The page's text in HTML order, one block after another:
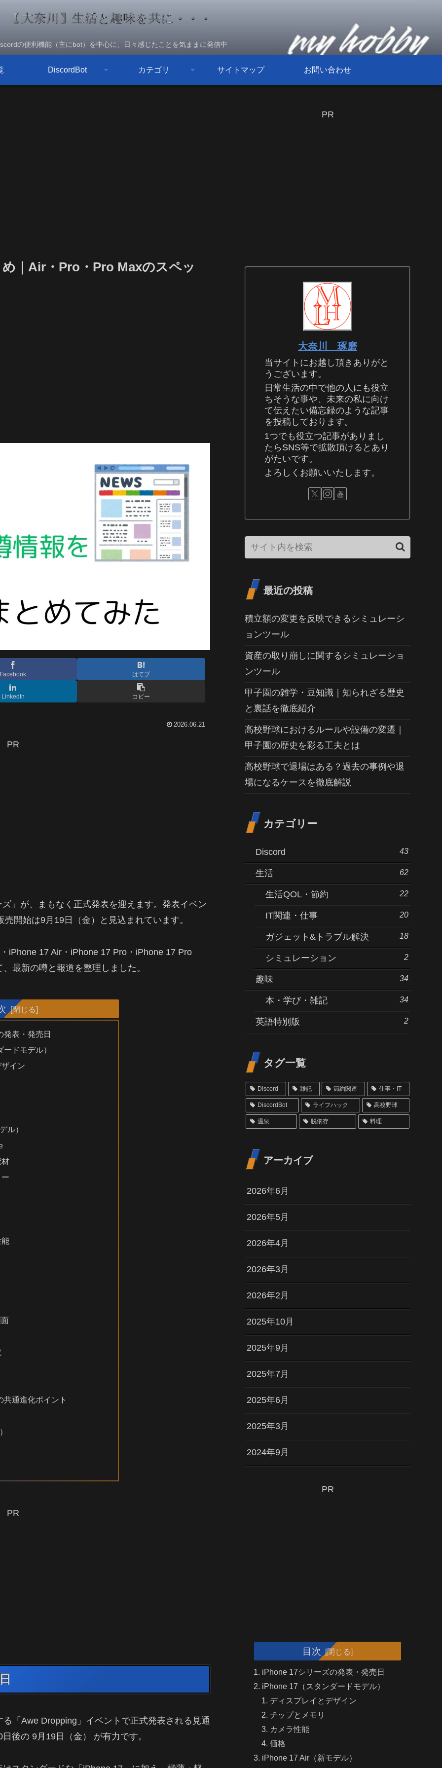
の便利機能（主にbot）を中心に、日々感じたことを気ままに発信中
DiscordBot カテゴリ サイトマップ お問い合わせ
｜Air・Pro・Pro Maxのスペッ
Facebook はてブ
LinkedIn コピー
2026.06.21
PR
」が、まもなく正式発表を迎えます。発表イベン
開始は9月19日（金）と見込まれています。
iPhone 17 Air・iPhone 17 Pro・iPhone 17 Pro
最新の噂と報道を整理しました。
発表・発売日
ドモデル）
イン
ル）
共通進化ポイント
PR
「Awe Dropping」イベントで正式発表される見通
後の 9月19日（金） が有力です。
PR
大奈川 琢磨
当サイトにお越し頂きありがと
うございます。
日常生活の中で他の人にも役立
ちそうな事や、未来の私に向け
て伝えたい備忘録のような記事
を投稿しております。
1つでも役立つ記事がありまし
たらSNS等で拡散頂けるとあり
がたいです。
よろしくお願いいたします。
最近の投稿
積立額の変更を反映できるシミュレーシ
ョンツール
資産の取り崩しに関するシミュレーショ
ンツール
甲子園の雑学・豆知識｜知られざる歴史
と裏話を徹底紹介
高校野球におけるルールや設備の変遷｜
甲子園の歴史を彩る工夫とは
高校野球で退場はある？過去の事例や退
場になるケースを徹底解説
カテゴリー
Discord 43
生活 62
生活QOL・節約 22
IT関連・仕事 20
ガジェット&トラブル解決 18
シミュレーション 2
趣味 34
本・学び・雑記 34
英語特別版 2
タグ一覧
Discord 雑記 節約関連 仕事・IT
DiscordBot ライフハック 高校野球
温泉 脱依存 料理
アーカイブ
2026年6月
2026年5月
2026年4月
2026年3月
2026年2月
2025年10月
2025年9月
2025年7月
2025年6月
2025年3月
2024年9月
PR
目次
iPhone 17シリーズの発表・発売日
iPhone 17（スタンダードモデル）
ディスプレイとデザイン
チップとメモリ
カメラ性能
価格
iPhone 17 Air（新モデル）